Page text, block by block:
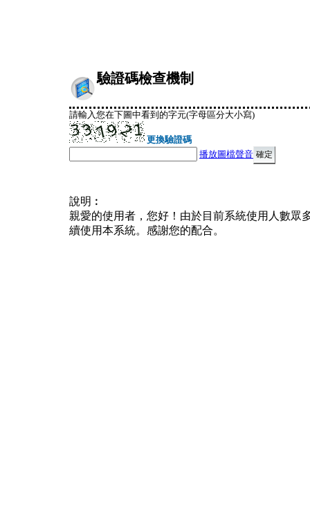
驗證碼檢查機制
請輸入您在下圖中看到的字元(字母區分大小寫)
更換驗證碼
播放圖檔聲音
說明︰
親愛的使用者，您好！由於目前系統使用人數眾
續使用本系統。感謝您的配合。